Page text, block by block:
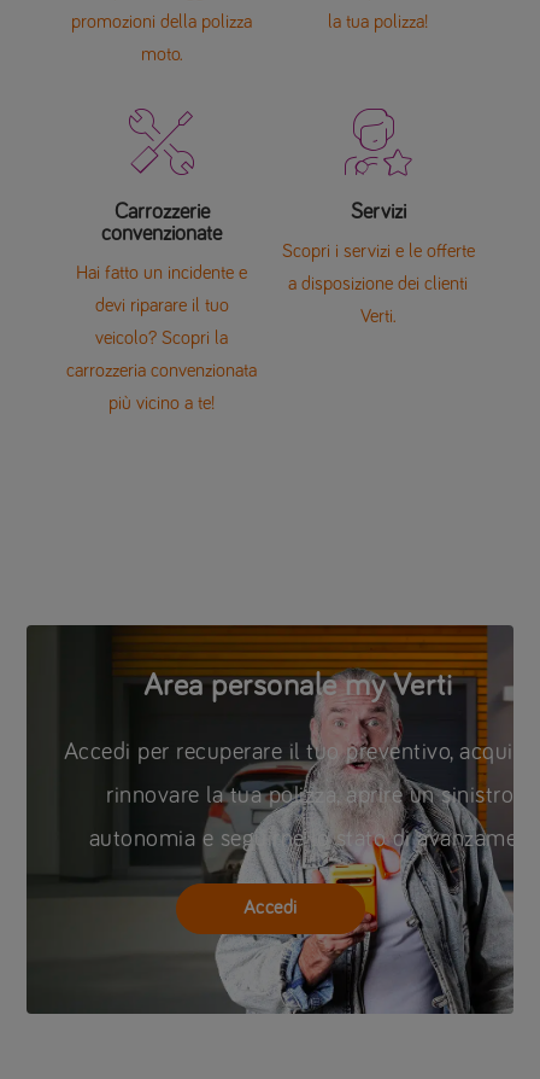
promozioni della polizza
moto.
la tua polizza!

Carrozzerie
convenzionate
Hai fatto un incidente e
devi riparare il tuo
veicolo? Scopri la
carrozzeria convenzionata
più vicino a te!

Servizi
Scopri i servizi e le offerte
a disposizione dei clienti
Verti​.
Area personale my Verti
Accedi per recuperare il tuo preventivo,
rinnovare la tua polizza, aprire un sinistro in
autonomia e seguirne lo stato di
Accedi